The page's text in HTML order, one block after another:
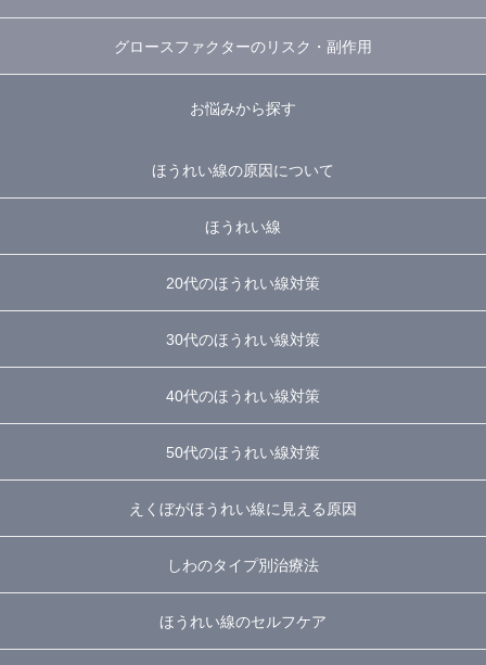
グロースファクターのリスク・副作用
お悩みから探す
ほうれい線の原因について
ほうれい線
20代のほうれい線対策
30代のほうれい線対策
40代のほうれい線対策
50代のほうれい線対策
えくぼがほうれい線に見える原因
しわのタイプ別治療法
ほうれい線のセルフケア